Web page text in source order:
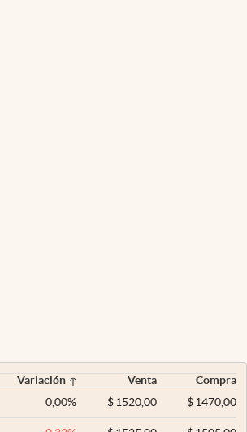
Variación Venta
Compra
0,00% $ 1520,00 $1470,00